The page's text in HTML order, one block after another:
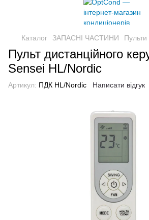
Каталог ЗАПАСНІ ЧАСТИНИ Пульти
Пульт дистанційного
Sensei HL/Nordic
Артикул: ПДК HL/Nordic Написати відгук